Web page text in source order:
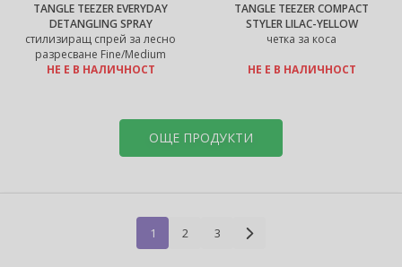
TANGLE TEEZER EVERYDAY
DETANGLING SPRAY
стилизиращ спрей за лесно
разресване Fine/Medium
НЕ Е В НАЛИЧНОСТ
TANGLE TEEZER COMPACT
STYLER LILAC-YELLOW
четка за коса
НЕ Е В НАЛИЧНОСТ
ОЩЕ ПРОДУКТИ
1 2 3